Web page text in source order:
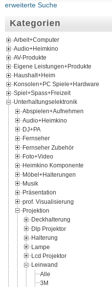
erweiterte Suche
Kategorien
Arbeit+Computer
Audio+Heimkino
AV-Produkte
Eigene Leistungen+Produkte
Haushalt+Heim
Konsolen+PC Spiele+Hardware
Spiel+Spass+Freizeit
Unterhaltungselektronik
Abspielen+Aufnehmen
Audio+Heimkino
DJ+PA
Fernseher
Fernseher Zubehör
Foto+Video
Heimkino Komponente
Möbel+Halterungen
Musik
Präsentation
prof. Visualisierung
Projektion
Deckhalterung
Dlp Projektor
Halterung
Lampe
Lcd Projektor
Leinwand
Alle
3M